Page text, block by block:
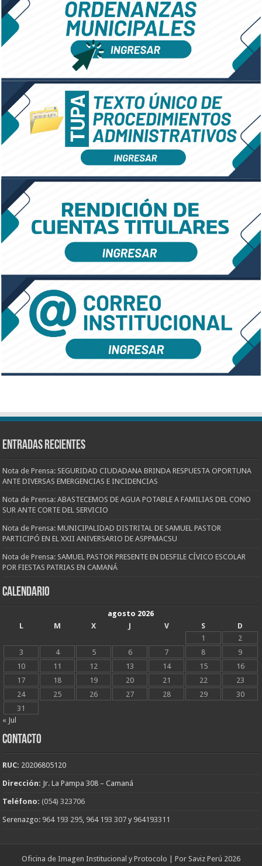
Entradas recientes
Nota de Prensa: SEGURIDAD CIUDADANA BRINDA RESPUESTA OPORTUNA
ANTE DIVERSAS EMERGENCIAS E INCIDENCIAS
Nota de Prensa: ABASTECEMOS DE AGUA POTABLE A FAMILIAS DEL CONO
SUR ANTE CORTE DEL SERVICIO
Nota de Prensa: MUNICIPALIDAD DISTRITAL DE SAMUEL PASTOR
PARTICIPÓ EN EL XXII ANIVERSARIO DE ASPPMACSU
Nota de Prensa: SAMUEL PASTOR PRESENTE EN DESFILE CÍVICO ESCOLAR
POR FIESTAS PATRIAS EN CAMANÁ
CALENDARIO
agosto 2026
L
M X J V S
D
1
2
3
4 5 6 7 8
9
10
11 12 13 14 15
16
17
18 19 20 21 22
23
24
25 26 27 28 29
30
31
« Jul
CONTACTO
RUC: 20206805120
Dirección: Jr. La Pampa 308 – Camaná
Teléfono: (054) 323706
Serenazgo: 964 193 295 964 193 307 y 964193311
Oficina de Imagen Institucional y Protocolo | Por Saviz Perú 2026